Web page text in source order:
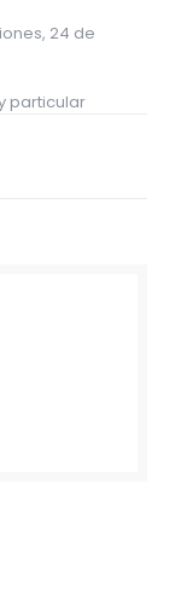
24 de
particular